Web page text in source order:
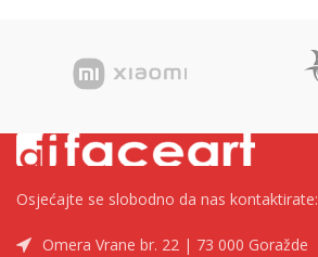
Osjećajte se slobodno da nas kontaktirate:
Omera Vrane br. 22 | 73 000 Goražde